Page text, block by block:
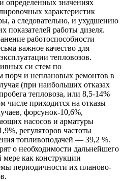
определенных значениях
характеристик
а следовательно, и ухудшению
показателей работы дизеля.
работоспособности
важное качество для
тепловозов.
си стем по
порч и неплановых ремонтов в
(при наибольших отказах
тепловоза, или 8,5-14%
числе приходится на отказы
форсунок-10,6%,
насосов и арматуры
регуляторов частоты
топливоподачей — 39,2 %.
о необходимости дальнейшего
как конструкции
периодичности их планово-